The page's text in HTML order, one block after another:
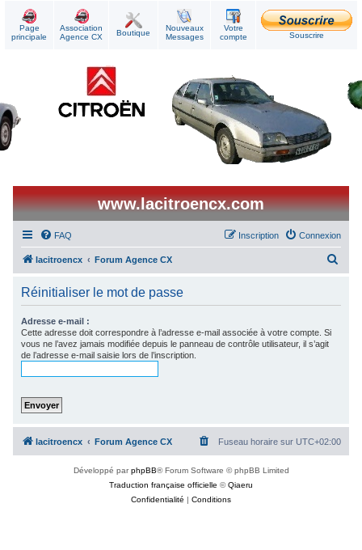
Page
principale
Association
Agence CX
Boutique
Nouveaux
Messages
Votre
compte
Souscrire
www.lacitroencx.com
FAQ Connexion
Inscription
lacitroencx Forum Agence CX
Réinitialiser le mot de passe
Adresse e-mail :
Cette adresse doit correspondre à l’adresse e-mail associée à votre compte. Si
vous ne l’avez jamais modifiée depuis le panneau de contrôle utilisateur, il s’agit
de l’adresse e-mail saisie lors de l’inscription.
lacitroencx Forum Agence CX Fuseau horaire sur UTC+02:00
Développé parphpBB® Forum Software © phpBB Limited
Traduction française officielle ©Qiaeru
Confidentialité | Conditions